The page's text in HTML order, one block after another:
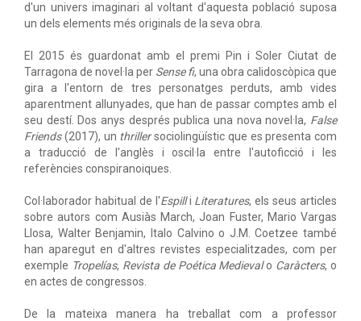
d'un univers imaginari al voltant d'aquesta població suposa
un dels elements més originals de la seva obra.
El 2015 és guardonat amb el premi Pin i Soler Ciutat de
Tarragona de novel·la per Sense fi, una obra calidoscòpica que
gira a l'entorn de tres personatges perduts, amb vides
aparentment allunyades, que han de passar comptes amb el
seu destí. Dos anys després publica una nova novel·la, False
Friends(2017), un thrillersociolingüístic que es presenta com
a traducció de l'anglès i oscil·la entre l'autoficció i les
referències conspiranoiques.
Col·laborador habitual de l'Espilli Literatures, els seus articles
sobre autors com Ausiàs March, Joan Fuster, Mario Vargas
Llosa, Walter Benjamin, Italo Calvino o J.M. Coetzee també
han aparegut en d'altres revistes especialitzades, com per
exemple Tropelías, Revista de Poética Medievalo Caràcters, o
en actes de congressos.
De la mateixa manera ha treballat com a professor